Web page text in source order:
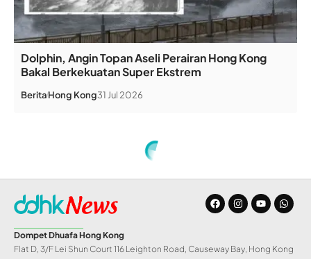
Dolphin, Angin Topan Aseli Perairan Hong Kong
Bakal Berkekuatan Super Ekstrem
BeritaHong Kong31 Jul 2026
Dompet Dhuafa Hong Kong
Flat D, 3/F Lei Shun Court 116 Leighton Road, Causeway Bay, Hong Kong